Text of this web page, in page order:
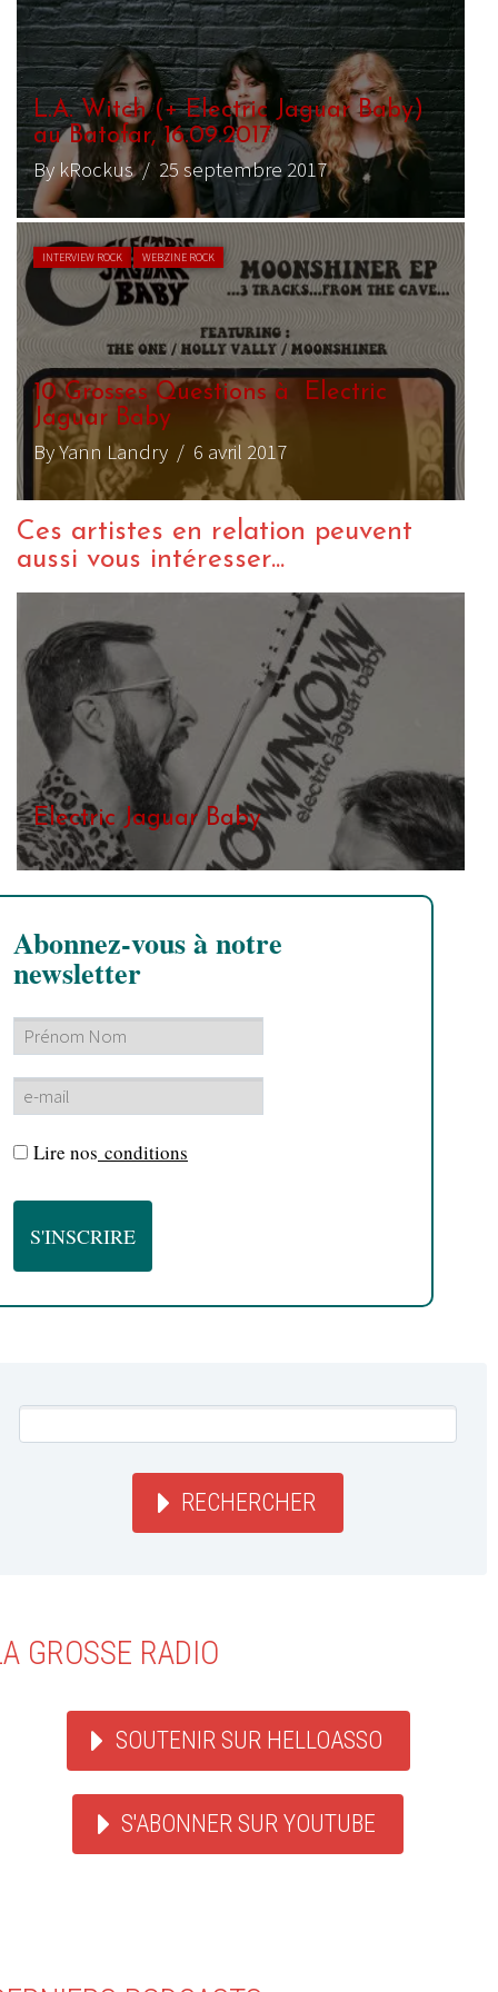
L.A. Witch (+ Electric Jaguar Baby)
au Batofar, 16.09.2017
By kRockus/ 25 septembre 2017
INTERVIEW ROCK WEBZINE ROCK
10 Grosses Questions à Electric
Jaguar Baby
By Yann Landry / 6 avril 2017
Ces artistes en relation peuvent
aussi vous intéresser...
Electric Jaguar Baby
Abonnez-vous à notre
newsletter
Lire nos conditions
RECHERCHER
GROSSE RADIO
SOUTENIR SUR HELLOASSO
S'ABONNER SUR YOUTUBE